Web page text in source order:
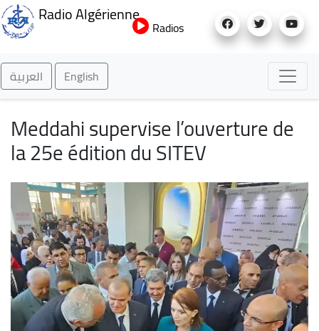
au
Radio Algérienne
Radios
العربية English
Meddahi supervise l’ouverture de
la 25e édition du SITEV